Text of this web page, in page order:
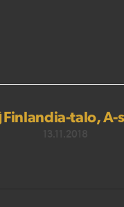
Finlandia-talo, A-